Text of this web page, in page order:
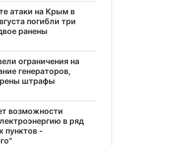
атаки на Крым в
погибли три
ранены
ограничения на
генераторов,
штрафы
возможности
в ряд
пунктов -